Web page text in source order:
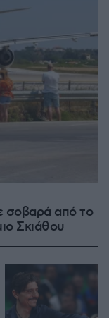
σοβαρά από το
Σκιάθου